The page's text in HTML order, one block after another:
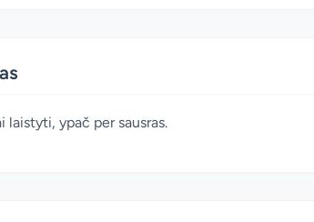
laistyti, ypač per sausras.